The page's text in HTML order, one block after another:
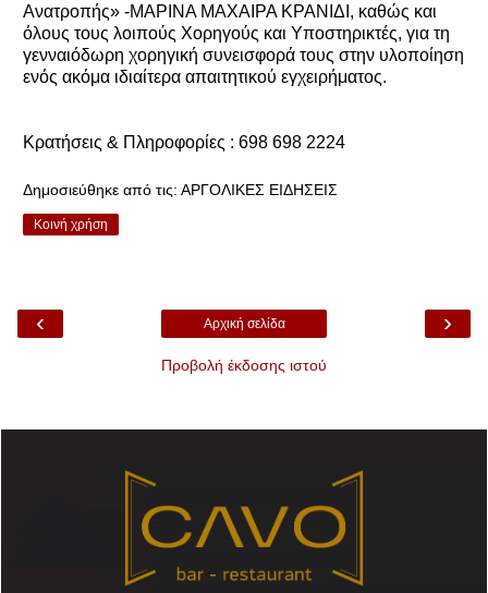
Ανατροπής» -ΜΑΡΙΝΑ ΜΑΧΑΙΡΑ ΚΡΑΝΙΔΙ, καθώς και
όλους τους λοιπούς Χορηγούς και Υποστηρικτές, για τη
γενναιόδωρη χορηγική συνεισφορά τους στην υλοποίηση
ενός ακόμα ιδιαίτερα απαιτητικού εγχειρήματος.
Kρατήσεις & Πληροφορίες : 698 698 2224
Δημοσιεύθηκε από τις: ΑΡΓΟΛΙΚΕΣ ΕΙΔΗΣΕΙΣ
Κοινή χρήση
‹ ›
Αρχική σελίδα
Προβολή έκδοσης ιστού